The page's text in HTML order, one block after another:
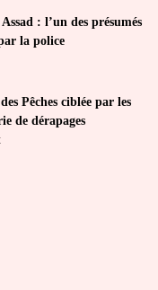
: l’un des présumés
la police
Pêches ciblée par les
de dérapages